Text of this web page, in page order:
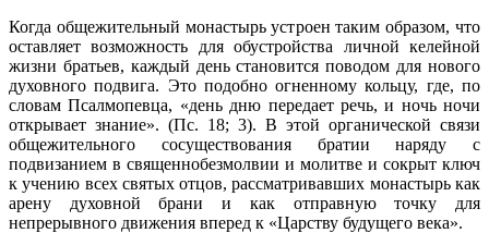
Когда общежительный монастырь устроен таким образом, что
оставляет возможность для обустройства личной келейной
жизни братьев, каждый день становится поводом для нового
духовного подвига. Это подобно огненному кольцу, где, по
словам Псалмопевца, «день дню передает речь, и ночь ночи
открывает знание». (Пс. 18; 3). В этой органической связи
общежительного сосуществования братии наряду с
подвизанием в священнобезмолвии и молитве и сокрыт ключ
к учению всех святых отцов, рассматривавших монастырь как
арену духовной брани и как отправную точку для
непрерывного движения вперед к «Царству будущего века».